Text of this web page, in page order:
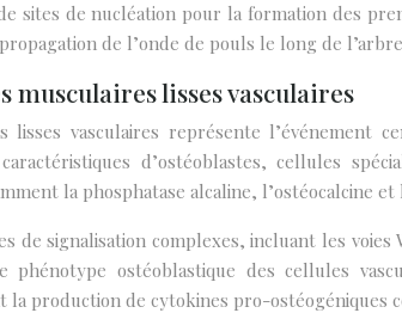
sites de nucléation pour la formation des
de l’onde de pouls le long de
lisses vasculaires
lisses vasculaires représente
d’ostéoblastes, cellules
la phosphatase alcaline, l’ostéocalcine
de signalisation complexes, incluant les
ostéoblastique des cellules
production de cytokines pro-ostéogéniques